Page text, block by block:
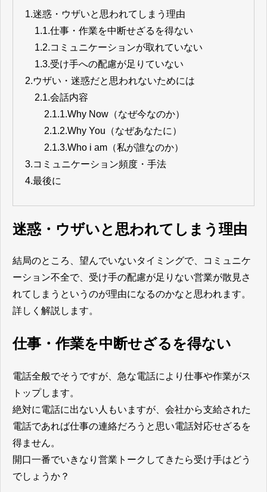
1.迷惑・ウザいと思われてしまう理由
1.1.仕事・作業を中断せざるを得ない
1.2.コミュニケーションが取れていない
1.3.受け手への配慮が足りていない
2.ウザい・迷惑だと思われないためには
2.1.会話内容
2.1.1.Why Now（なぜ今なのか）
2.1.2.Why You（なぜあなたに）
2.1.3.Who i am（私が誰なのか）
3.コミュニケーション頻度・手法
4.最後に
迷惑・ウザいと思われてしまう理由
結局のところ、望んでいないタイミングで、コミュニケ
ーション不全で、受け手の配慮が足りない営業が散見さ
れてしまうというのが理由になるのかなと思われます。
詳しく解説します。
仕事・作業を中断せざるを得ない
電話全般でそうですが、急な電話により仕事や作業がス
トップします。
絶対に電話に出ない人もいますが、会社から支給された
電話であれば仕事の連絡だろうと思い電話対応せざるを
得ません。
開口一番でいきなり営業トークしてきたら受け手はどう
でしょうか？